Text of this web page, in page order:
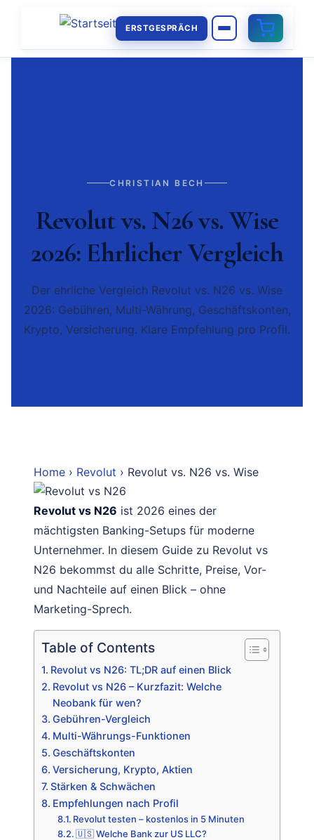
ERSTGESPRÄCH
CHRISTIAN BECH
Revolut vs. N26 vs. Wise
2026: Ehrlicher Vergleich
Der ehrliche Vergleich Revolut vs. N26 vs. Wise
2026: Gebühren, Multi-Währung, Geschäftskonten,
Krypto, Versicherung. Klare Empfehlung pro Profil.
Home › Revolut › Revolut vs. N26 vs. Wise
Revolut vs N26 ist 2026 eines der
mächtigsten Banking-Setups für moderne
Unternehmer. In diesem Guide zu Revolut vs
N26 bekommst du alle Schritte, Preise, Vor-
und Nachteile auf einen Blick – ohne
Marketing-Sprech.
Table of Contents
Revolut vs N26: TL;DR auf einen Blick
Revolut vs N26 – Kurzfazit: Welche
Neobank für wen?
Gebühren-Vergleich
Multi-Währungs-Funktionen
Geschäftskonten
Versicherung, Krypto, Aktien
Stärken & Schwächen
Empfehlungen nach Profil
Revolut testen – kostenlos in 5 Minuten
🇺🇸 Welche Bank zur US LLC?